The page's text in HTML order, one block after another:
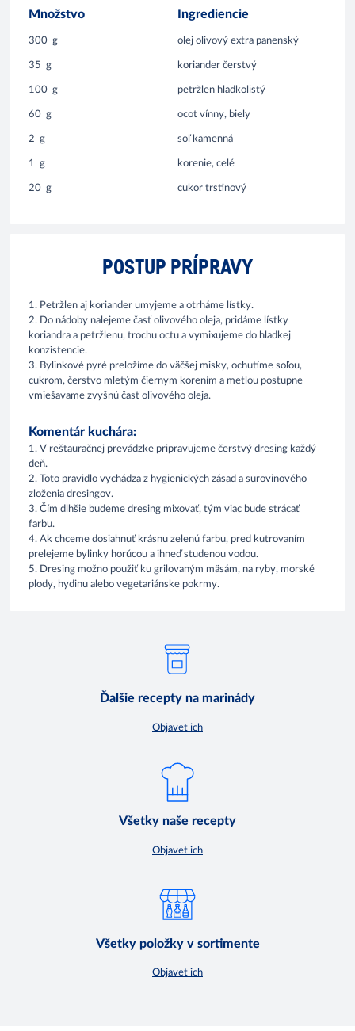
Množstvo Ingrediencie
300 g olej olivový extra panenský
35 g koriander čerstvý
100 g petržlen hladkolistý
60 g ocot vínny, biely
2 g soľ kamenná
1 g korenie, celé
20 g cukor trstinový
POSTUP PRÍPRAVY
1. Petržlen aj koriander umyjeme a otrháme lístky.
2. Do nádoby nalejeme časť olivového oleja, pridáme lístky
koriandra a petržlenu, trochu octu a vymixujeme do hladkej
konzistencie.
3. Bylinkové pyré preložíme do väčšej misky, ochutíme soľou,
cukrom, čerstvo mletým čiernym korením a metlou postupne
vmiešavame zvyšnú časť olivového oleja.
Komentár kuchára:
1. V reštauračnej prevádzke pripravujeme čerstvý dresing každý
deň.
2. Toto pravidlo vychádza z hygienických zásad a surovinového
zloženia dresingov.
3. Čím dlhšie budeme dresing mixovať, tým viac bude strácať
farbu.
4. Ak chceme dosiahnuť krásnu zelenú farbu, pred kutrovaním
prelejeme bylinky horúcou a ihneď studenou vodou.
5. Dresing možno použiť ku grilovaným mäsám, na ryby, morské
plody, hydinu alebo vegetariánske pokrmy.
Ďalšie recepty na marinády
Objavet ich
Všetky naše recepty
Objavet ich
Všetky položky v sortimente
Objavet ich